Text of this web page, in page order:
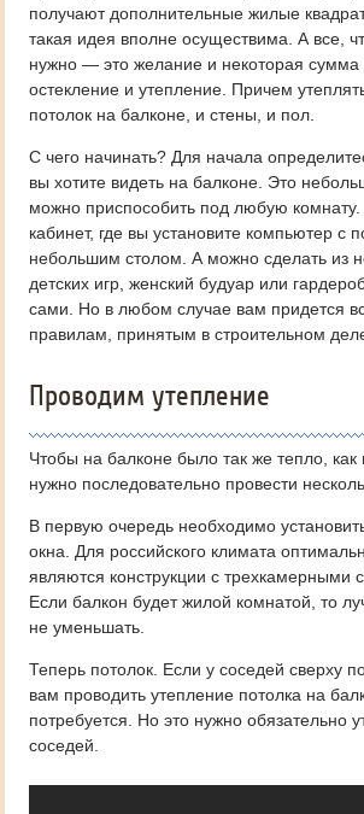
получают дополнительные жилые
такая идея вполне осуществима. А все,
нужно — это желание и некоторая сумма
остекление и утепление. Причем
потолок на балконе, и стены, и пол.
С чего начинать? Для начала
вы хотите видеть на балконе. Это
можно приспособить под любую
кабинет, где вы установите компьютер с
небольшим столом. А можно сделать из
детских игр, женский будуар или
сами. Но в любом случае вам придется
правилам, принятым в строительном
Проводим утепление
Чтобы на балконе было так же тепло, как
нужно последовательно провести
В первую очередь необходимо
окна. Для российского климата
являются конструкции с трехкамерными
Если балкон будет жилой комнатой, то
не уменьшать.
Теперь потолок. Если у соседей сверху
вам проводить утепление потолка на
потребуется. Но это нужно обязательно
соседей.